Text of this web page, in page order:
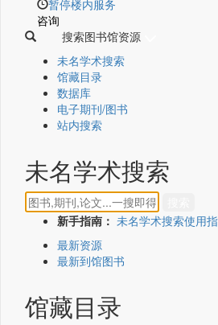
暂停楼内服务
咨询
搜索图书馆资源
未名学术搜索
馆藏目录
数据库
电子期刊/图书
站内搜索
未名学术搜索
新手指南： 未名学术搜索使用
最新资源
最新到馆图书
馆藏目录